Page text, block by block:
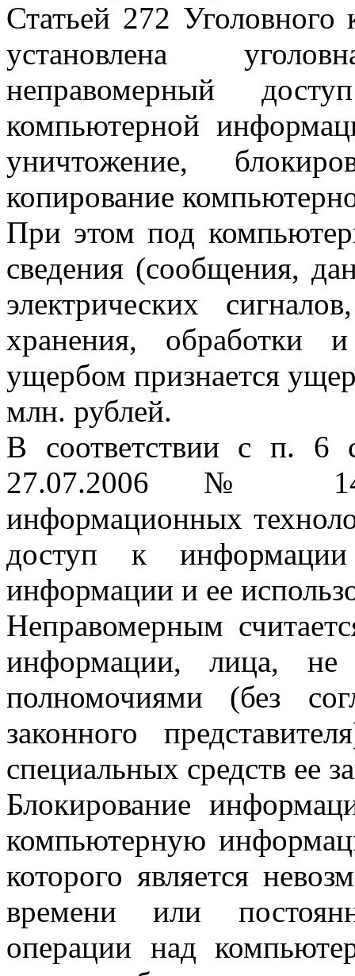
Статьей 272 Уголовного
установлена
неправомерный
компьютерной
уничтожение,
копирование
При этом под
сведения (сообщения,
электрических
хранения,
ущербом признается
млн. рублей.
В соответствии с п. 6
27.07.2006 №
информационных
доступ к
информации и ее
Неправомерным
информации, лица, не
полномочиями (без
законного
специальных средств ее
Блокирование
компьютерную
которого является
времени или
операции над